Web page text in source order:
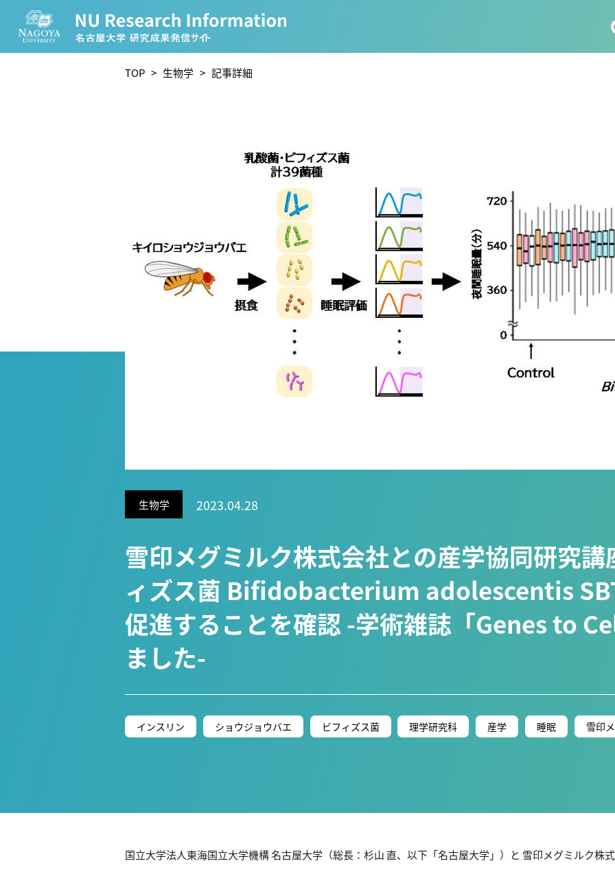
CATEGORY
医学系研究科 (175) 生命農学研究科 (116)
トランスフォーマティ
宙地球環境研究所 (63)
未来材料・システム研究所 (60) 情報学研究科 (47) 植物 (33)
機械学習 (31)
環境医学研究所 (23) 進化 (23) 未来社会創造機構 (22) 宇宙 (21)
TOP > 生物学 > 記事詳細
生物学 2023.04.28
雪印メグミルク株式会社との産学協同研究
ィズス菌 Bifidobacterium adolescentis
促進することを確認 -学術雑誌「Genes to
ました-
インスリン ショウジョウバエ ビフィズス菌 理学研究科 産学 睡眠 雪印
国立大学法人東海国立大学機構 名古屋大学（総長：杉山 直、以下「名古屋大学」）と 雪印メグミルク株